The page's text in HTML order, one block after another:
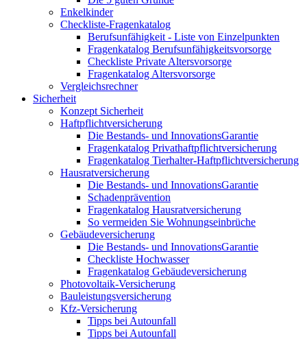
Enkelkinder
Checkliste-Fragenkatalog
Berufsunfähigkeit - Liste von Einzelpunkten
Fragenkatalog Berufsunfähigkeitsvorsorge
Checkliste Private Altersvorsorge
Fragenkatalog Altersvorsorge
Vergleichsrechner
Sicherheit
Konzept Sicherheit
Haftpflichtversicherung
Die Bestands- und InnovationsGarantie
Fragenkatalog Privathaftpflichtversicherung
Fragenkatalog Tierhalter-Haftpflichtversicherung
Hausratversicherung
Die Bestands- und InnovationsGarantie
Schadenprävention
Fragenkatalog Hausratversicherung
So vermeiden Sie Wohnungseinbrüche
Gebäudeversicherung
Die Bestands- und InnovationsGarantie
Checkliste Hochwasser
Fragenkatalog Gebäudeversicherung
Photovoltaik-Versicherung
Bauleistungsversicherung
Kfz-Versicherung
Tipps bei Autounfall
Tipps bei Autounfall